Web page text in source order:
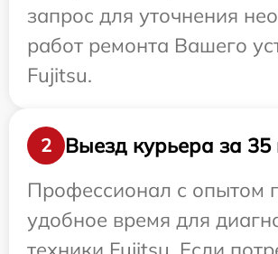
запрос для уточнения
работ ремонта Вашего
Fujitsu.
2
Выезд курьера за 35
Профессионал с опытом
удобное время для